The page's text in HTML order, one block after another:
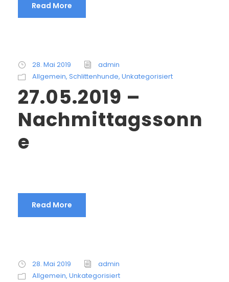
Read More
28. Mai 2019
admin
Allgemein, Schlittenhunde, Unkategorisiert
27.05.2019 –
Nachmittagssonn
e
Read More
28. Mai 2019
admin
Allgemein, Unkategorisiert